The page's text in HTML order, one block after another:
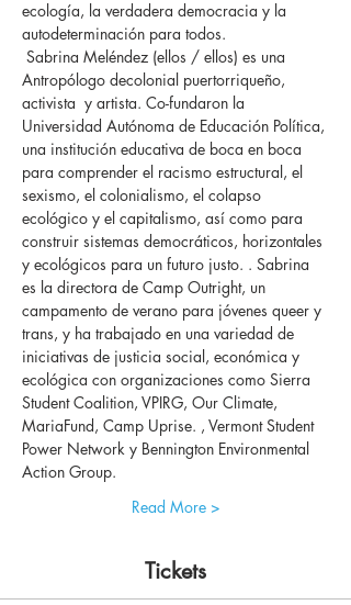
ecología, la verdadera democracia y la
autodeterminación para todos.
Antropólogo decolonial puertorriqueño,
activista  y artista. Co-fundaron la
Universidad Autónoma de Educación Política,
una institución educativa de boca en boca
para comprender el racismo estructural, el
sexismo, el colonialismo, el colapso
ecológico y el capitalismo, así como para
construir sistemas democráticos, horizontales
y ecológicos para un futuro justo. . Sabrina
es la directora de Camp Outright, un
campamento de verano para jóvenes queer y
trans, y ha trabajado en una variedad de
iniciativas de justicia social, económica y
ecológica con organizaciones como Sierra
Student Coalition, VPIRG, Our Climate,
MariaFund, Camp Uprise. , Vermont Student
Power Network y Bennington Environmental
Action Group.
Read More >
Tickets